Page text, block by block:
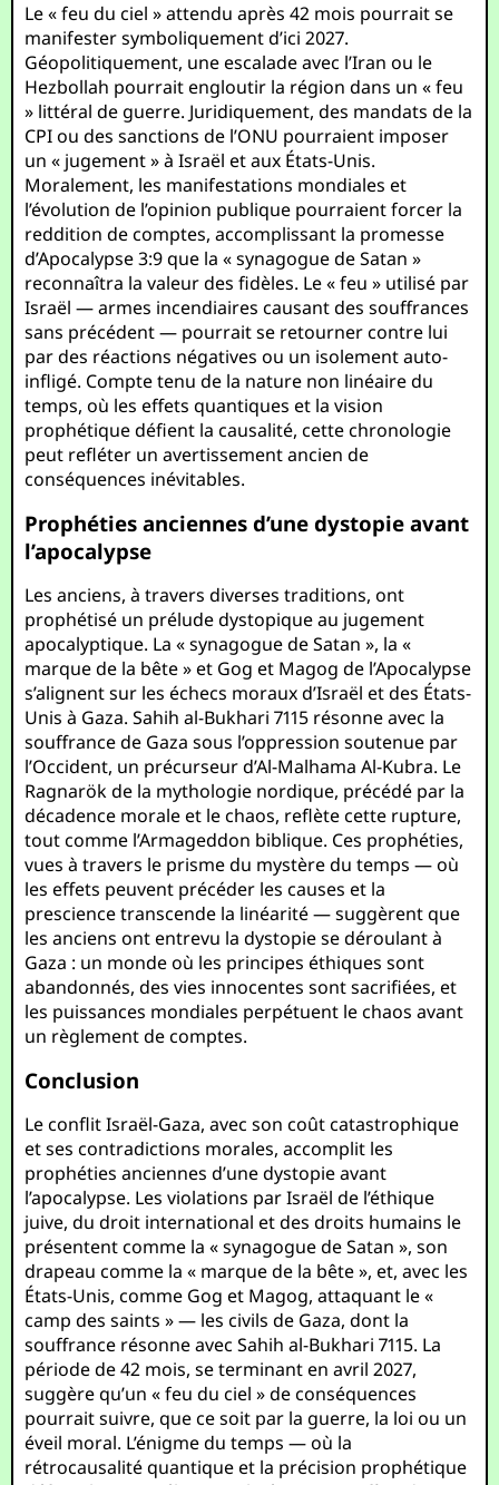
Le « feu du ciel » attendu après 42 mois pourrait se
manifester symboliquement d’ici 2027.
Géopolitiquement, une escalade avec l’Iran ou le
Hezbollah pourrait engloutir la région dans un « feu
» littéral de guerre. Juridiquement, des mandats de la
CPI ou des sanctions de l’ONU pourraient imposer
un « jugement » à Israël et aux États-Unis.
Moralement, les manifestations mondiales et
l’évolution de l’opinion publique pourraient forcer la
reddition de comptes, accomplissant la promesse
d’Apocalypse 3:9 que la « synagogue de Satan »
reconnaîtra la valeur des fidèles. Le « feu » utilisé par
Israël — armes incendiaires causant des souffrances
sans précédent — pourrait se retourner contre lui
par des réactions négatives ou un isolement auto-
infligé. Compte tenu de la nature non linéaire du
temps, où les effets quantiques et la vision
prophétique défient la causalité, cette chronologie
peut refléter un avertissement ancien de
conséquences inévitables.
Prophéties anciennes d’une dystopie avant
l’apocalypse
Les anciens, à travers diverses traditions, ont
prophétisé un prélude dystopique au jugement
apocalyptique. La « synagogue de Satan », la «
marque de la bête » et Gog et Magog de l’Apocalypse
s’alignent sur les échecs moraux d’Israël et des États-
Unis à Gaza. Sahih al-Bukhari 7115 résonne avec la
souffrance de Gaza sous l’oppression soutenue par
l’Occident, un précurseur d’Al-Malhama Al-Kubra. Le
Ragnarök de la mythologie nordique, précédé par la
décadence morale et le chaos, reflète cette rupture,
tout comme l’Armageddon biblique. Ces prophéties,
vues à travers le prisme du mystère du temps — où
les effets peuvent précéder les causes et la
prescience transcende la linéarité — suggèrent que
les anciens ont entrevu la dystopie se déroulant à
Gaza : un monde où les principes éthiques sont
abandonnés, des vies innocentes sont sacrifiées, et
les puissances mondiales perpétuent le chaos avant
un règlement de comptes.
Conclusion
Le conflit Israël-Gaza, avec son coût catastrophique
et ses contradictions morales, accomplit les
prophéties anciennes d’une dystopie avant
l’apocalypse. Les violations par Israël de l’éthique
juive, du droit international et des droits humains le
présentent comme la « synagogue de Satan », son
drapeau comme la « marque de la bête », et, avec les
États-Unis, comme Gog et Magog, attaquant le «
camp des saints » — les civils de Gaza, dont la
souffrance résonne avec Sahih al-Bukhari 7115. La
période de 42 mois, se terminant en avril 2027,
suggère qu’un « feu du ciel » de conséquences
pourrait suivre, que ce soit par la guerre, la loi ou un
éveil moral. L’énigme du temps — où la
rétrocausalité quantique et la précision prophétique